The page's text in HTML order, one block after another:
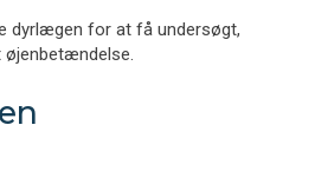
dyrlægen for at få undersøgt,
øjenbetændelse.